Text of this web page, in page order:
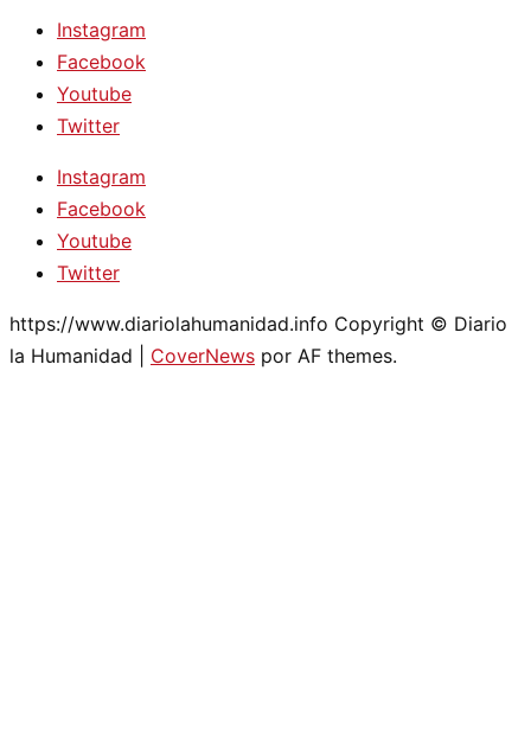
Instagram
Facebook
Youtube
Twitter
Instagram
Facebook
Youtube
Twitter
https://www.diariolahumanidad.info Copyright © Diario
la Humanidad
CoverNews por AF themes.